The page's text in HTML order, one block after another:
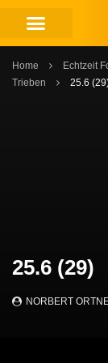
Home Echtzeit
Trieben
25.6
25.6 (29)
NORBERT